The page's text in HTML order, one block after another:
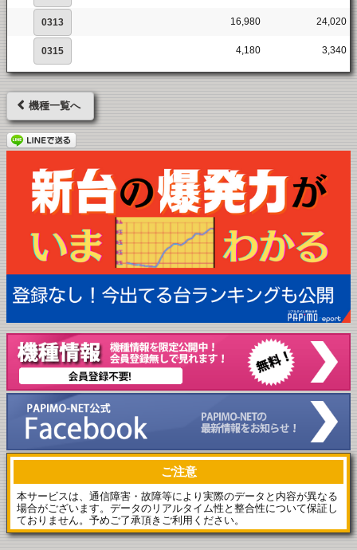
0313 16,980 24,020
0315 4,180 3,340
機種一覧へ
ご注意
本サービスは、通信障害・故障等により実際のデータと内容が異なる
場合がございます。データのリアルタイム性と整合性について保証し
ておりません。予めご了承頂きご利用ください。